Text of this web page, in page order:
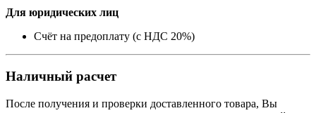
Для юридических лиц
Счёт на предоплату (с НДС 20%)
Наличный расчет
После получения и проверки доставленного товара, Вы